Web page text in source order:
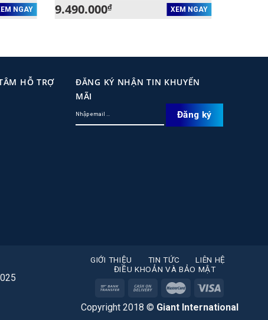
NGAY 9.490.000₫ XEM NGAY
HỖ TRỢ
ĐĂNG KÝ NHẬN TIN KHUYẾN
MÃI
GIỚI THIỆU TIN TỨC
LIÊN HỆ
ĐIỀU KHOẢN VÀ BẢO MẬT
Copyright 2018 © Giant International